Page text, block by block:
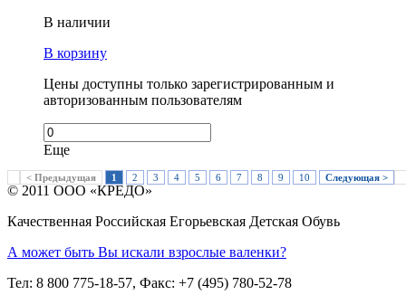
В наличии
В корзину
Цены доступны только зарегистрированным и
авторизованным пользователям
Еще
< Предыдущая 1 2 3 4 5 6 7 8 9 10 Следующая >
© 2011 ООО «КРЕДО»
Качественная Российская Егорьевская Детская Обувь
А может быть Вы искали взрослые валенки?
Тел: 8 800 775-18-57, Факс: +7 (495) 780-52-78